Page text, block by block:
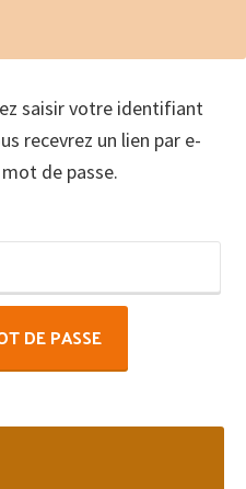
saisir votre identifiant
recevrez un lien par e-
de passe.
DE PASSE